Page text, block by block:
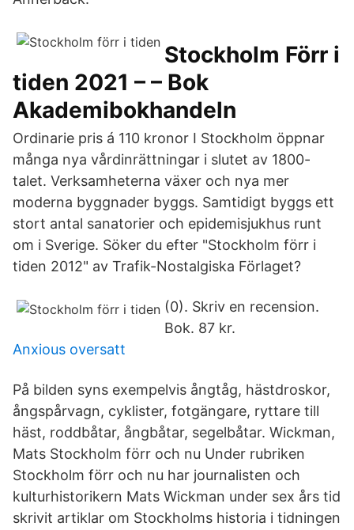
Stockholm Förr i
tiden 2021 – – Bok
Akademibokhandeln
Ordinarie pris á 110 kronor I Stockholm öppnar
många nya vårdinrättningar i slutet av 1800-
talet. Verksamheterna växer och nya mer
moderna byggnader byggs. Samtidigt byggs ett
stort antal sanatorier och epidemisjukhus runt
om i Sverige. Söker du efter "Stockholm förr i
tiden 2012" av Trafik-Nostalgiska Förlaget?
(0). Skriv en recension.
Bok. 87 kr.
Anxious oversatt
På bilden syns exempelvis ångtåg, hästdroskor,
ångspårvagn, cyklister, fotgängare, ryttare till
häst, roddbåtar, ångbåtar, segelbåtar. Wickman,
Mats Stockholm förr och nu Under rubriken
Stockholm förr och nu har journalisten och
kulturhistorikern Mats Wickman under sex års tid
skrivit artiklar om Stockholms historia i tidningen